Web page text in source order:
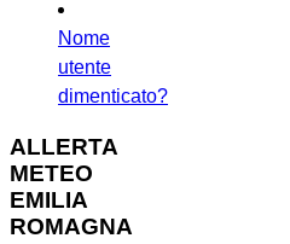
Nome
utente
dimenticato?
ALLERTA
METEO
EMILIA
ROMAGNA